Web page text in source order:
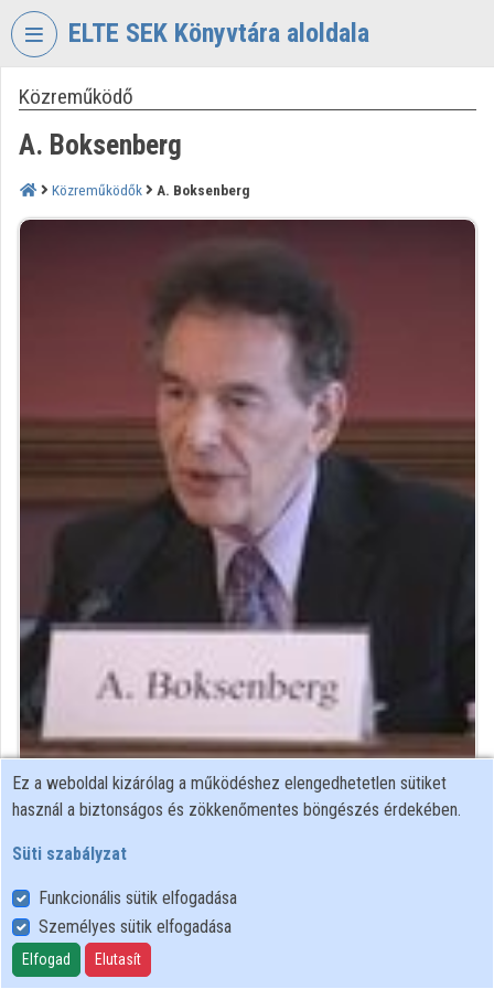
Fejléc kihagyása
ELTE SEK Könyvtára aloldala
VIDEOTORIUM
ELTE
EKL
Intézményi kezdőlap
Intézményi felfedezés
Közreműködők
Közreműködő
A. Boksenberg
Közreműködők A. Boksenberg
Közreműködő felvételei
Névjegyek
Névjegy
United Kingdom National Commission for UNESCO
Ez a weboldal kizárólag a működéshez elengedhetetlen sütiket
használ a biztonságos és zökkenőmentes böngészés érdekében.
Süti szabályzat
Funkcionális sütik elfogadása
Személyes sütik elfogadása
Elfogad Elutasít